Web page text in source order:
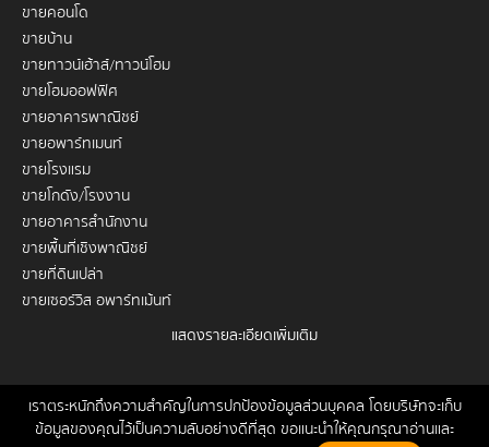
เราตระหนักถึงความสำคัญในการปกป้องข้อมูลส่วนบุคคล โดยบริษัทจะเก็บ
ข้อมูลของคุณไว้เป็นความลับอย่างดีที่สุด ขอแนะนำให้คุณกรุณาอ่านและ
ขายคอนโด
ขายบ้าน
ขายทาวน์เฮ้าส์/ทาวน์โฮม
ขายโฮมออฟฟิศ
ขายอาคารพาณิชย์
ขายอพาร์ทเมนท์
ขายโรงแรม
ขายโกดัง/โรงงาน
ขายอาคารสำนักงาน
ขายพื้นที่เชิงพาณิชย์
ขายที่ดินเปล่า
ขายเซอร์วิส อพาร์ทเม้นท์
เช่าบ้าน
เช่าทาวน์เฮ้าส์/ทาวน์โฮม
เช่าโฮมออฟฟิศ
แสดงรายละเอียดเพิ่มเติม
หน้าหลัก ขาย เช่า ฝากขาย/เช่า ข่าวสาร ติดต่อเรา
Site